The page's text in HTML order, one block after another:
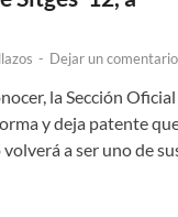
- Dejar un comentario
la Sección Oficial
y deja patente
a ser uno de